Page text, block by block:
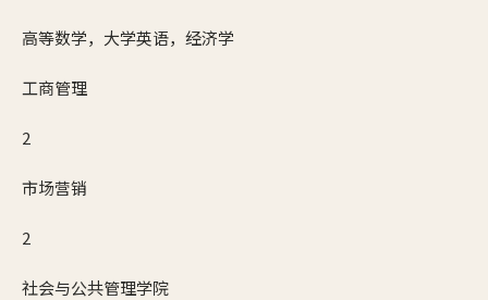
高等数学，大学英语，经济学
工商管理
2
市场营销
2
社会与公共管理学院